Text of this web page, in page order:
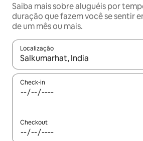
Saiba mais sobre aluguéis por
duração que fazem você se sentir
de um mês ou mais.
Localização
Quando os resultados estiverem
Check-in
Checkout